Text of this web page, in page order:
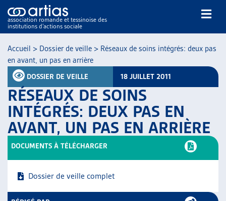
association romande et tessinoise des
institutions d’actions sociale
NOS PUBLICATIONS
ARTICLES
RESSOURCES
THÉMATIQUES
Accueil > Dossier de veille > Réseaux de soins intégrés: deux pas
en avant, un pas en arrière
DOSSIER DE VEILLE 18 JUILLET 2011
RÉSEAUX DE SOINS
INTÉGRÉS: DEUX PAS EN
AVANT, UN PAS EN ARRIÈRE
DOCUMENTS À TÉLÉCHARGER
Dossier de veille complet